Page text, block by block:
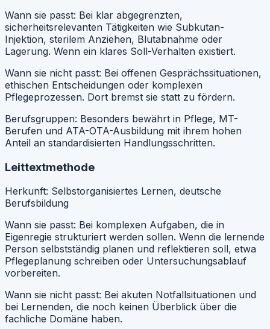
Wann sie passt: Bei klar abgegrenzten,
sicherheitsrelevanten Tätigkeiten wie Subkutan-
Injektion, sterilem Anziehen, Blutabnahme oder
Lagerung. Wenn ein klares Soll-Verhalten existiert.
Wann sie nicht passt: Bei offenen Gesprächssituationen,
ethischen Entscheidungen oder komplexen
Pflegeprozessen. Dort bremst sie statt zu fördern.
Berufsgruppen: Besonders bewährt in Pflege, MT-
Berufen und ATA-OTA-Ausbildung mit ihrem hohen
Anteil an standardisierten Handlungsschritten.
Leittextmethode
Herkunft: Selbstorganisiertes Lernen, deutsche
Berufsbildung
Wann sie passt: Bei komplexen Aufgaben, die in
Eigenregie strukturiert werden sollen. Wenn die lernende
Person selbstständig planen und reflektieren soll, etwa
Pflegeplanung schreiben oder Untersuchungsablauf
vorbereiten.
Wann sie nicht passt: Bei akuten Notfallsituationen und
bei Lernenden, die noch keinen Überblick über die
fachliche Domäne haben.